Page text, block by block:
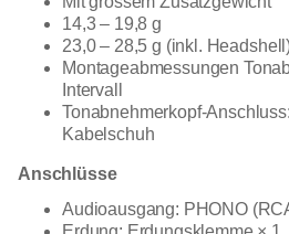
14,3 – 19,8 g
23,0 – 28,5 g (inkl.
Montageabmessungen
Intervall
Tonabnehmerkopf-
Kabelschuh
Anschlüsse
Audioausgang: PHONO